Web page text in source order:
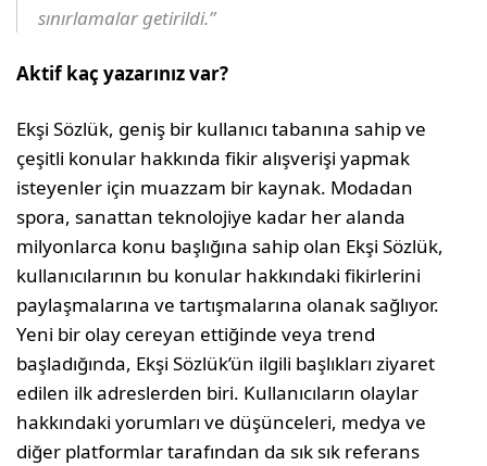
sınırlamalar getirildi.”
Aktif kaç yazarınız var?
Ekşi Sözlük, geniş bir kullanıcı tabanına sahip ve
çeşitli konular hakkında fikir alışverişi yapmak
isteyenler için muazzam bir kaynak. Modadan
spora, sanattan teknolojiye kadar her alanda
milyonlarca konu başlığına sahip olan Ekşi Sözlük,
kullanıcılarının bu konular hakkındaki fikirlerini
paylaşmalarına ve tartışmalarına olanak sağlıyor.
Yeni bir olay cereyan ettiğinde veya trend
başladığında, Ekşi Sözlük’ün ilgili başlıkları ziyaret
edilen ilk adreslerden biri. Kullanıcıların olaylar
hakkındaki yorumları ve düşünceleri, medya ve
diğer platformlar tarafından da sık sık referans